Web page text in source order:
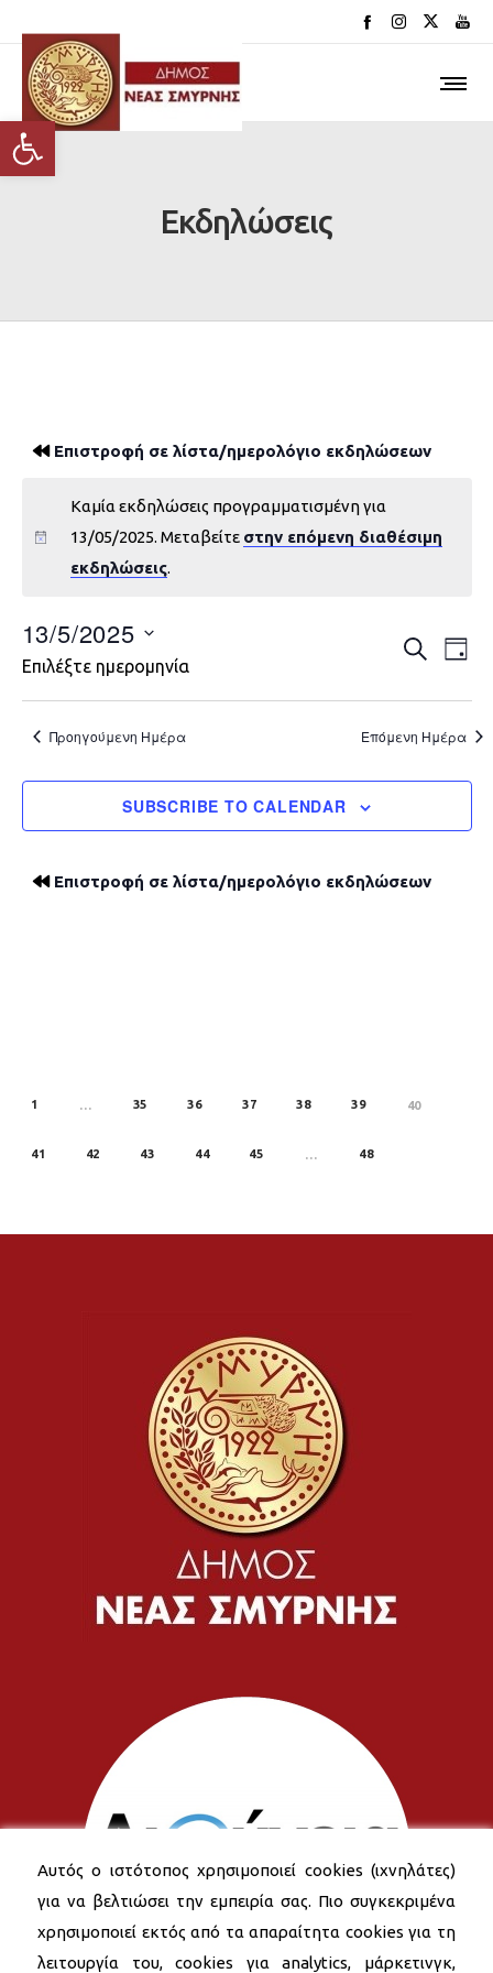
Ανοίξτε τη γραμμή εργαλείων
Εκδηλώσεις
Επιστροφή σε λίστα/ημερολόγιο εκδηλώσεων
Καμία εκδηλώσεις προγραμματισμένη για
13/05/2025. Μεταβείτε στην επόμενη διαθέσιμη
εκδηλώσεις.
Search
and
Views
DAY
13/5/2025
Επιλέξτε ημερομηνία
Προηγούμενη Ημέρα Επόμενη Ημέρα
SUBSCRIBE TO CALENDAR
Επιστροφή σε λίστα/ημερολόγιο εκδηλώσεων
1 … 35 36 37 38 39 40
41 42 43 44 45 … 48
Αυτός ο ιστότοπος χρησιμοποιεί cookies (ιχνηλάτες)
για να βελτιώσει την εμπειρία σας. Πιο συγκεκριμένα
χρησιμοποιεί εκτός από τα απαραίτητα cookies για τη
λειτουργία του, cookies για analytics, μάρκετινγκ,